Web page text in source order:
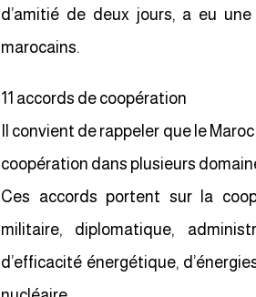
d’amitié de deux jours, a eu
marocains.
11 accords de coopération
Il convient de rappeler que le
coopération dans plusieurs
Ces accords portent sur la
militaire, diplomatique,
d’efficacité énergétique,